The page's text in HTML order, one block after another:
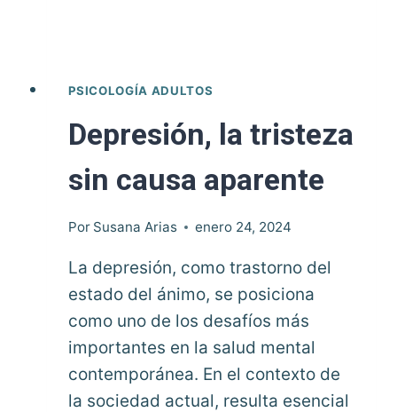
PSICOLOGÍA ADULTOS
Depresión, la tristeza
sin causa aparente
Por Susana Arias enero 24, 2024
La depresión, como trastorno del
estado del ánimo, se posiciona
como uno de los desafíos más
importantes en la salud mental
contemporánea. En el contexto de
la sociedad actual, resulta esencial